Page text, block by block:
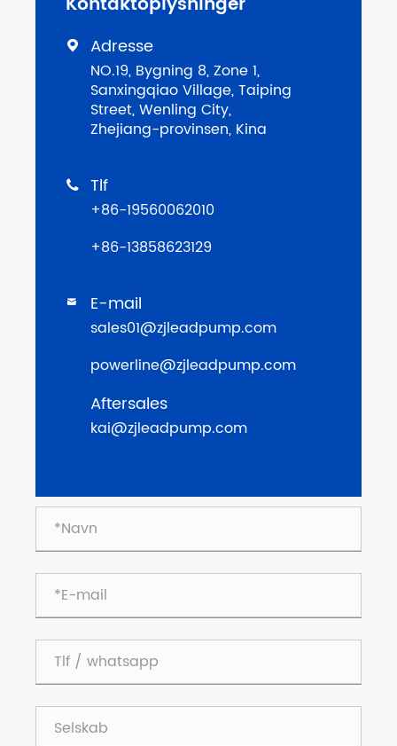
 Adresse
NO.19, Bygning 8, Zone 1,
Sanxingqiao Village, Taiping
Street, Wenling City,
Zhejiang-provinsen, Kina
 Tlf
+86-19560062010
+86-13858623129
 E-mail
sales01@zjleadpump.com
powerline@zjleadpump.com
Aftersales
kai@zjleadpump.com